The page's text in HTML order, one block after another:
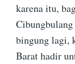
karena itu,
bingung lagi,
Barat hadir